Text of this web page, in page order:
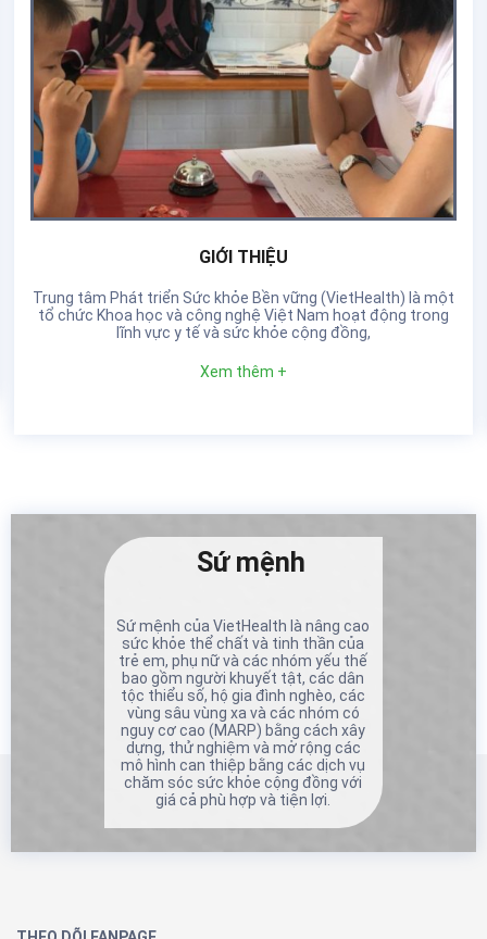
GIỚI THIỆU
Trung tâm Phát triển Sức khỏe Bền vững (VietHealth) là một
tổ chức Khoa học và công nghệ Việt Nam hoạt động trong
lĩnh vực y tế và sức khỏe cộng đồng,
Xem thêm +
Sứ mệnh
Sứ mệnh của VietHealth là nâng cao
sức khỏe thể chất và tinh thần của
trẻ em, phụ nữ và các nhóm yếu thế
bao gồm người khuyết tật, các dân
tộc thiểu số, hộ gia đình nghèo, các
vùng sâu vùng xa và các nhóm có
nguy cơ cao (MARP) bằng cách xây
dựng, thử nghiệm và mở rộng các
mô hình can thiệp bằng các dịch vụ
chăm sóc sức khỏe cộng đồng với
giá cả phù hợp và tiện lợi.